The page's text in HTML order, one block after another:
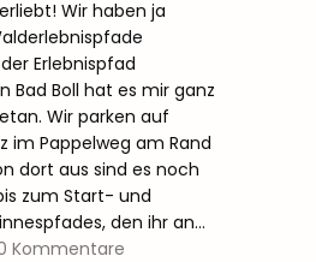
Wir haben ja
Erlebnispfad
Bad Boll hat es mir ganz
Wir parken auf
im Pappelweg am Rand
dort aus sind es noch
zum Start- und
den ihr an…
Kommentare